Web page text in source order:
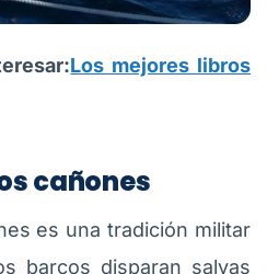
Los mejores libros
cañones
es una tradición militar
barcos disparan salvas